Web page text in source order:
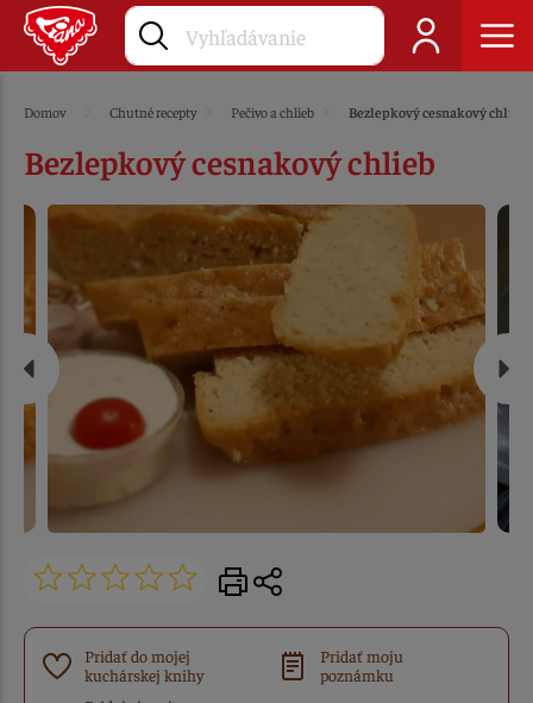
Domov Chutné recepty Pečivo a chlieb Bezlepkový cesnakový chlieb
Bezlepkový cesnakový chlieb
Pridať do mojej
kuchárskej knihy
Pridať moju
poznámku